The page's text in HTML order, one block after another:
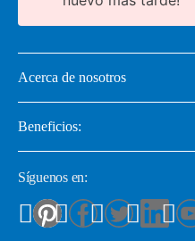
Acerca de nosotros
Beneficios:
Síguenos en: